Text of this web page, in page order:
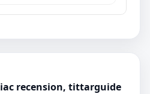
recension, tittarguide